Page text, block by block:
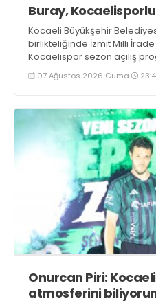
Buray,
Kocaeli Büyükşehir
birlikteliğinde İzmit Milli
Kocaelispor sezon açılış
Buray, verdiği konserle
07 Ağustos 2026 Cuma
Onurcan Piri: Kocaeli
atmosferini